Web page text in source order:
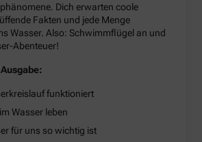
Dich erwarten coole
Fakten und jede Menge
Wasser. Also: Schwimmflügel an und
Abenteuer!
funktioniert
Wasser leben
für uns so wichtig ist